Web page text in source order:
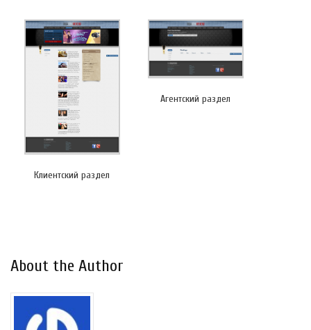
Клиентский раздел
Агентский раздел
About the Author